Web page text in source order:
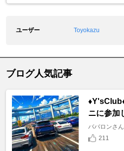
ユーザー Toyokazu
ブログ人気記事
ニに参加
ババロンさん
211